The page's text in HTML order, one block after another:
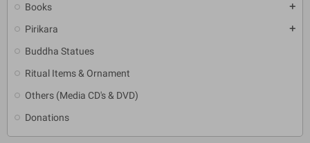
Books add
Pirikara add
Buddha Statues
Ritual Items & Ornament
Others (Media CD's & DVD)
Donations